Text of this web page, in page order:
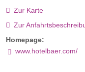
Zur Karte
Zur
Homepage:
www.hotelbaer.com/